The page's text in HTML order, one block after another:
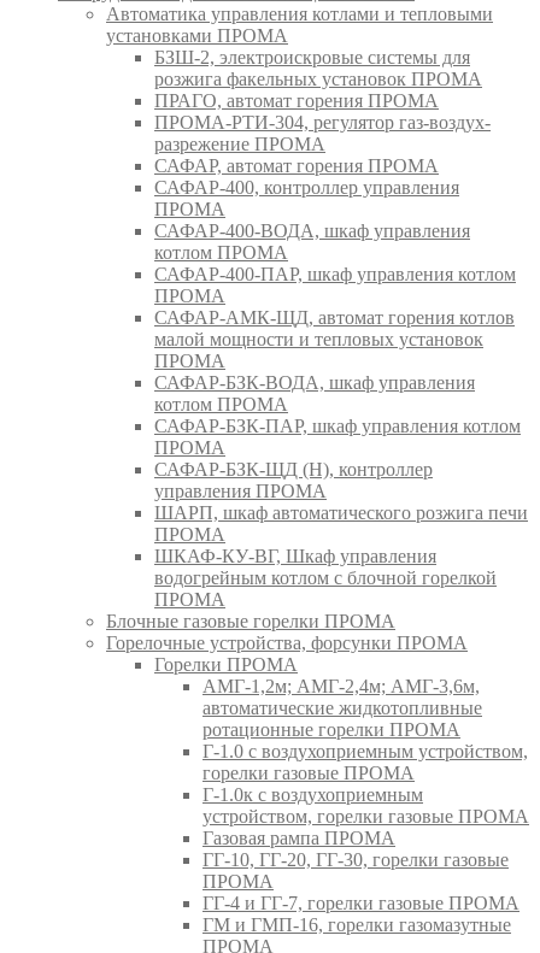
Автоматика управления котлами и тепловыми
установками ПРОМА
БЗШ-2, электроискровые системы для
розжига факельных установок ПРОМА
ПРАГО, автомат горения ПРОМА
ПРОМА-РТИ-304, регулятор газ-воздух-
разрежение ПРОМА
САФАР, автомат горения ПРОМА
САФАР-400, контроллер управления
ПРОМА
САФАР-400-ВОДА, шкаф управления
котлом ПРОМА
САФАР-400-ПАР, шкаф управления котлом
ПРОМА
САФАР-АМК-ЩД, автомат горения котлов
малой мощности и тепловых установок
ПРОМА
САФАР-БЗК-ВОДА, шкаф управления
котлом ПРОМА
САФАР-БЗК-ПАР, шкаф управления котлом
ПРОМА
САФАР-БЗК-ЩД (Н), контроллер
управления ПРОМА
ШАРП, шкаф автоматического розжига печи
ПРОМА
ШКАФ-КУ-ВГ, Шкаф управления
водогрейным котлом с блочной горелкой
ПРОМА
Блочные газовые горелки ПРОМА
Горелочные устройства, форсунки ПРОМА
Горелки ПРОМА
АМГ-1,2м; АМГ-2,4м; АМГ-3,6м,
автоматические жидкотопливные
ротационные горелки ПРОМА
Г-1.0 с воздухоприемным устройством,
горелки газовые ПРОМА
Г-1.0к с воздухоприемным
устройством, горелки газовые ПРОМА
Газовая рампа ПРОМА
ГГ-10, ГГ-20, ГГ-30, горелки газовые
ПРОМА
ГГ-4 и ГГ-7, горелки газовые ПРОМА
ГМ и ГМП-16, горелки газомазутные
ПРОМА